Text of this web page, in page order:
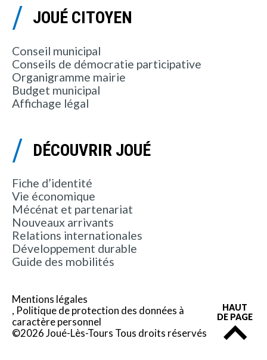
JOUÉ CITOYEN
Conseil municipal
Conseils de démocratie participative
Organigramme mairie
Budget municipal
Affichage légal
DÉCOUVRIR JOUÉ
Fiche d’identité
Vie économique
Mécénat et partenariat
Nouveaux arrivants
Relations internationales
Développement durable
Guide des mobilités
Mentions légales
Politique de protection des données à
caractère personnel
©2026 Joué-Lès-Tours Tous droits réservés
HAUT
DE PAGE